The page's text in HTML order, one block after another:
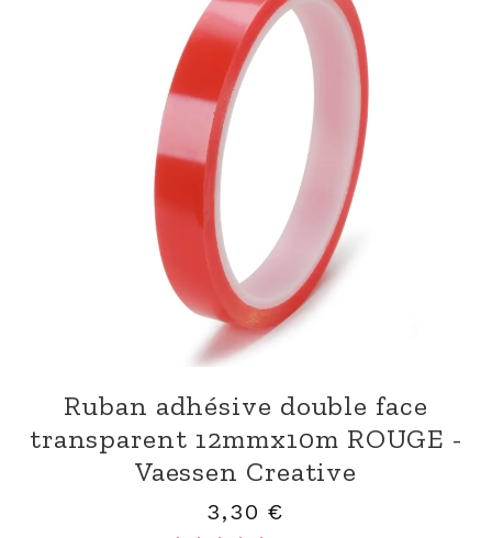
Ruban adhésive double face
transparent 12mmx10m ROUGE -
Vaessen Creative
3,30 €